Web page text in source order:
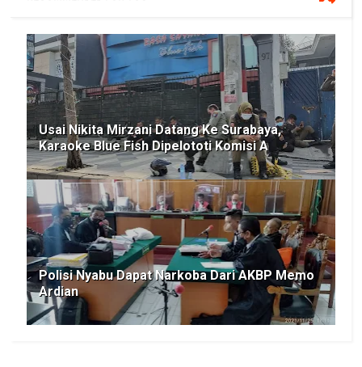
Usai Nikita Mirzani Datang Ke Surabaya,
Karaoke Blue Fish Dipelototi Komisi A
Polisi Nyabu Dapat Narkoba Dari AKBP Memo
Ardian